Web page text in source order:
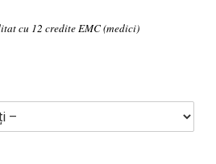
cu 12 credite EMC (medici)